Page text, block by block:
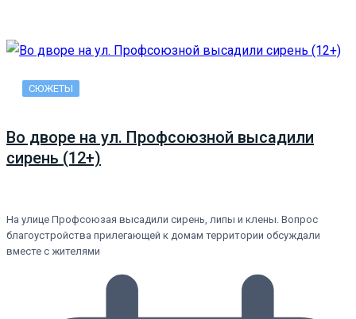
СЮЖЕТЫ
Во дворе на ул. Профсоюзной высадили
сирень (12+)
На улице Профсоюзая высадили сирень, липы и клены. Вопрос
благоустройства прилегающей к домам территории обсуждали
вместе с жителями